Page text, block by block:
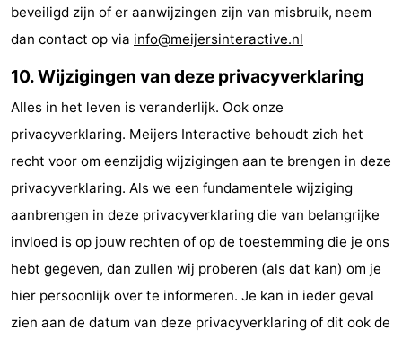
beveiligd zijn of er aanwijzingen zijn van misbruik, neem
dan contact op via info@meijersinteractive.nl
10. Wijzigingen van deze privacyverklaring
Alles in het leven is veranderlijk. Ook onze
privacyverklaring. Meijers Interactive behoudt zich het
recht voor om eenzijdig wijzigingen aan te brengen in deze
privacyverklaring. Als we een fundamentele wijziging
aanbrengen in deze privacyverklaring die van belangrijke
invloed is op jouw rechten of op de toestemming die je ons
hebt gegeven, dan zullen wij proberen (als dat kan) om je
hier persoonlijk over te informeren. Je kan in ieder geval
zien aan de datum van deze privacyverklaring of dit ook de